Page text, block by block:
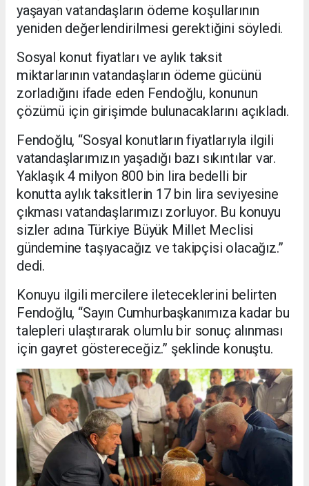
yaşayan vatandaşların ödeme koşullarının
yeniden değerlendirilmesi gerektiğini söyledi.
Sosyal konut fiyatları ve aylık taksit
miktarlarının vatandaşların ödeme gücünü
zorladığını ifade eden Fendoğlu, konunun
çözümü için girişimde bulunacaklarını açıkladı.
Fendoğlu, “Sosyal konutların fiyatlarıyla ilgili
vatandaşlarımızın yaşadığı bazı sıkıntılar var.
Yaklaşık 4 milyon 800 bin lira bedelli bir
konutta aylık taksitlerin 17 bin lira seviyesine
çıkması vatandaşlarımızı zorluyor. Bu konuyu
sizler adına Türkiye Büyük Millet Meclisi
gündemine taşıyacağız ve takipçisi olacağız.”
dedi.
Konuyu ilgili mercilere ileteceklerini belirten
Fendoğlu, “Sayın Cumhurbaşkanımıza kadar bu
talepleri ulaştırarak olumlu bir sonuç alınması
için gayret göstereceğiz.” şeklinde konuştu.